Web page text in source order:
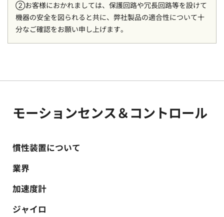
②お客様におかれましては、保護回路や冗長回路等を設けて
機器の安全を図られると共に、弊社製品の適合性について十
分なご確認をお願い申し上げます。
モーションセンス＆コントロール
慣性装置について
業界
加速度計
ジャイロ